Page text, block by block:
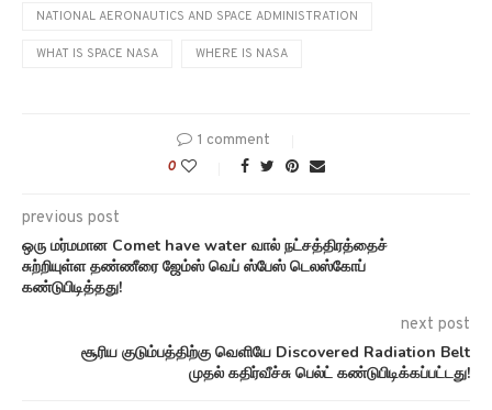
NATIONAL AERONAUTICS AND SPACE ADMINISTRATION
WHAT IS SPACE NASA WHERE IS NASA
1 comment
0
previous post
ஒரு மர்மமான Comet have water வால் நட்சத்திரத்தைச்
சுற்றியுள்ள தண்ணீரை ஜேம்ஸ் வெப் ஸ்பேஸ் டெலஸ்கோப்
கண்டுபிடித்தது!
next post
சூரிய குடும்பத்திற்கு வெளியே Discovered Radiation Belt
முதல் கதிர்வீச்சு பெல்ட் கண்டுபிடிக்கப்பட்டது!